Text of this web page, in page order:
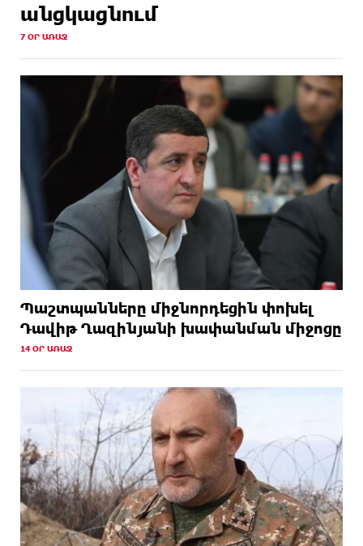
անցկացնում
7 ՕՐ ԱՌԱՋ
Պաշտպանները միջնորդեցին փոխել
Դավիթ Ղազինյանի խափանման միջոցը
14 ՕՐ ԱՌԱՋ